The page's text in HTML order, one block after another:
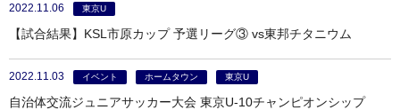
2022.11.06 東京U
【試合結果】KSL市原カップ 予選リーグ③ vs東邦チタニウム
2022.11.03 イベント ホームタウン 東京U
自治体交流ジュニアサッカー大会 東京U-10チャンピオンシップ